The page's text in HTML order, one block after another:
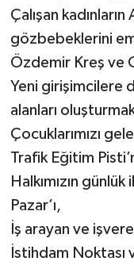
Çalışan
gözbebeklerini
Özdemir Kreş ve
Yeni girişimcilere
alanları
Çocuklarımızı
Trafik Eğitim
Halkımızın
Pazar’ı,
İş arayan ve
İstihdam Noktası